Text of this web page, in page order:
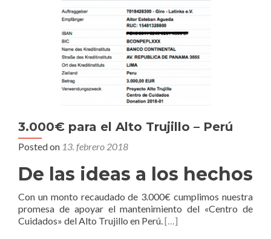
3.000€ para el Alto Trujillo – Perú
Posted on 13. febrero 2018
De las ideas a los hechos
Con un monto recaudado de 3.000€ cumplimos nuestra
promesa de apoyar el mantenimiento del «Centro de
Cuidados» del Alto Trujillo en Perú.[…]